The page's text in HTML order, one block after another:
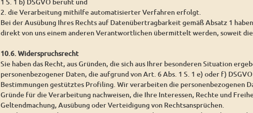
2. die Verarbeitung mithilfe automatisierter Verfahren erfolgt.
Bei der Ausübung Ihres Rechts auf Datenübertragbarkeit gemäß Absatz 1
direkt von uns einem anderen Verantwortlichen übermittelt werden, soweit
10.6. Widerspruchsrecht
Sie haben das Recht, aus Gründen, die sich aus Ihrer besonderen Situation
personenbezogener Daten, die aufgrund von Art. 6 Abs. 1 S. 1 e) oder f)
Bestimmungen gestütztes Profiling. Wir verarbeiten die personenbezogenen
Gründe für die Verarbeitung nachweisen, die Ihre Interessen, Rechte und
Geltendmachung, Ausübung oder Verteidigung von Rechtsansprüchen.